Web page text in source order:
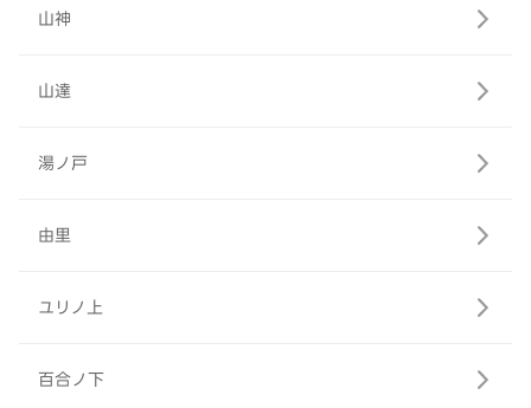
山神
山達
湯ノ戸
由里
ユリノ上
百合ノ下